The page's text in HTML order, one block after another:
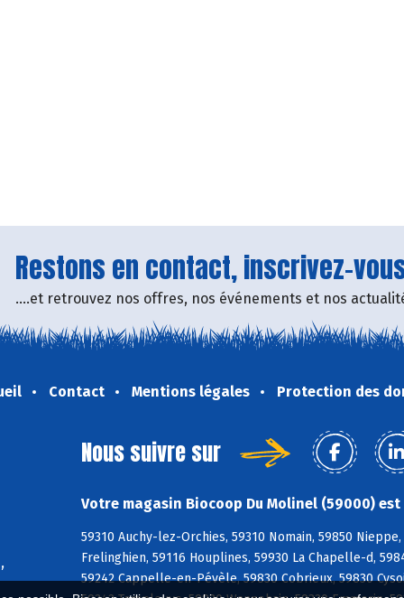
Restons en contact, inscrivez-
....et retrouvez nos offres, nos événements et nos
Contact Mentions légales Protection des
Nous suivre sur
Votre magasin Biocoop Du Molinel (59000) est
59310 Auchy-lez-Orchies, 59310 Nomain, 59850
Frelinghien, 59116 Houplines, 59930 La Chapelle-d,
59242 Cappelle-en-Pévèle, 59830 Cobrieux, 59830